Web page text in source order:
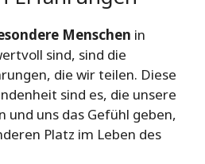
Menschen in
sind, sind die
die wir teilen. Diese
sind es, die unsere
und uns das Gefühl geben,
Platz im Leben des